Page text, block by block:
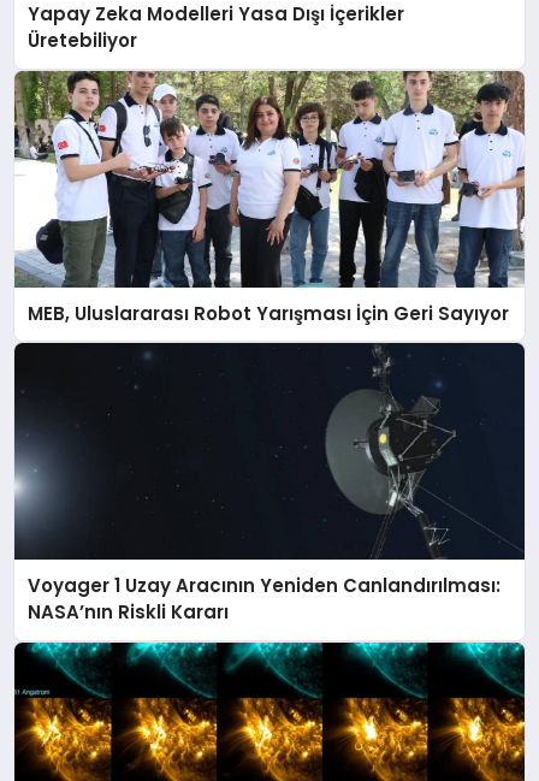
Yapay Zeka Modelleri Yasa Dışı İçerikler
Üretebiliyor
MEB, Uluslararası Robot Yarışması İçin Geri Sayıyor
Voyager 1 Uzay Aracının Yeniden Canlandırılması:
NASA’nın Riskli Kararı